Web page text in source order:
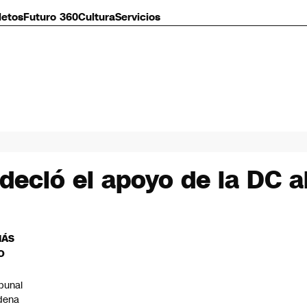
Futuro 360CulturaServicios
el apoyo de la DC